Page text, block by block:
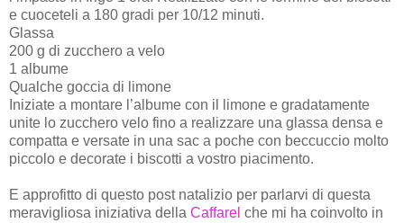
e cuoceteli a 180 gradi per 10/12 minuti.
Glassa
200 g di zucchero a velo
1 albume
Qualche goccia di limone
Iniziate a montare l’albume con il limone e gradatamente
unite lo zucchero velo fino a realizzare una glassa densa e
compatta e versate in una sac a poche con beccuccio molto
piccolo e decorate i biscotti a vostro piacimento.
E approfitto di questo post natalizio per parlarvi di questa
meravigliosa iniziativa della Caffarel che mi ha coinvolto in